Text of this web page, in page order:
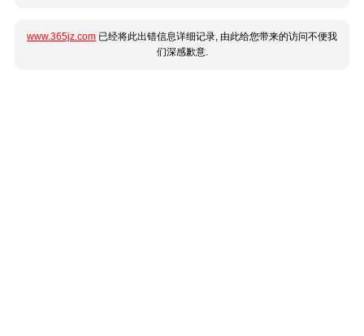
www.365jz.com 已经将此出错信息详细记录, 由此给您带来的访问不便我
们深感歉意.